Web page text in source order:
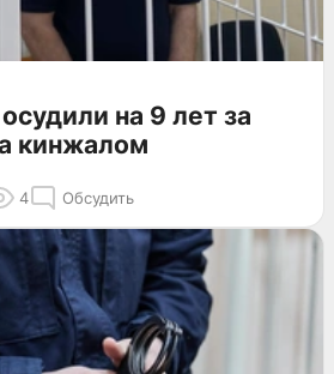
на 9 лет за
кинжалом
4 Обсудить